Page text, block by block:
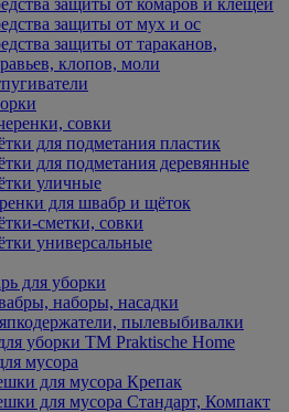
защиты от комаров и клещей
защиты от мух и ос
защиты от тараканов,
клопов, моли
совки
для подметания пластик
для подметания деревянные
уличные
для швабр и щёток
сметки, совки
универсальные
для уборки
наборы, насадки
пылевыбивалки
уборки ТМ Praktische Home
мусора
для мусора Крепак
для мусора Стандарт, Компакт